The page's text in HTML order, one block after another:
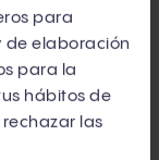
para
de elaboración
para la
hábitos de
las
hacer
del